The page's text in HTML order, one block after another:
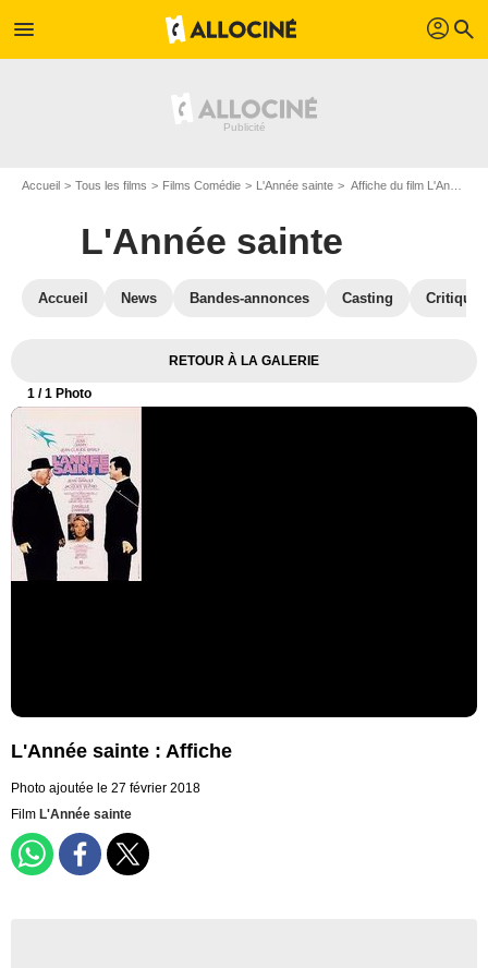
menu profil search
Accueil Tous les films Films Comédie L'Année sainte Affiche du film L'Année sainte - Photo 1
L'Année sainte
Accueil News Bandes-annonces Casting
RETOUR À LA GALERIE
1 / 1 Photo
L'Année sainte : Affiche
Photo ajoutée le 27 février 2018
Film L'Année sainte